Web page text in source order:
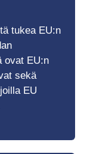
tukea EU:n
ovat EU:n
sekä
EU